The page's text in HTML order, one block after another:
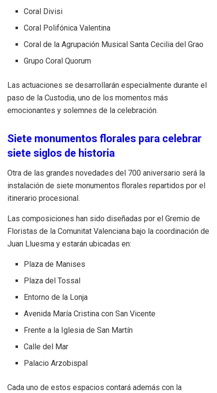
Coral Divisi
Coral Polifónica Valentina
Coral de la Agrupación Musical Santa Cecilia del Grao
Grupo Coral Quorum
Las actuaciones se desarrollarán especialmente durante el
paso de la Custodia, uno de los momentos más
emocionantes y solemnes de la celebración.
Siete monumentos florales para celebrar
siete siglos de historia
Otra de las grandes novedades del 700 aniversario será la
instalación de siete monumentos florales repartidos por el
itinerario procesional.
Las composiciones han sido diseñadas por el Gremio de
Floristas de la Comunitat Valenciana bajo la coordinación de
Juan Lluesma y estarán ubicadas en:
Plaza de Manises
Plaza del Tossal
Entorno de la Lonja
Avenida María Cristina con San Vicente
Frente a la Iglesia de San Martín
Calle del Mar
Palacio Arzobispal
Cada uno de estos espacios contará además con la